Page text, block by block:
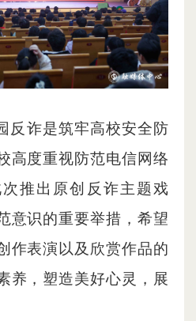
反诈是筑牢高校安全防
高度重视防范电信网络
推出原创反诈主题戏
意识的重要举措，希望
作表演以及欣赏作品的
养，塑造美好心灵，展